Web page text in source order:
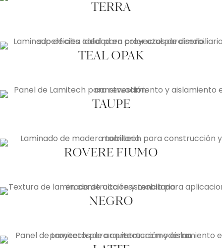
TERRA
TEAL OPAK
TAUPE
ROVERE FIUMO
NEGRO